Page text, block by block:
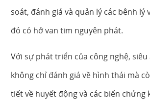
soát, đánh giá và quản lý các bệnh lý
đó có hở van tim nguyên phát.
Với sự phát triển của công nghệ,
không chỉ đánh giá về hình thái mà
tiết về huyết động và các biến chứng